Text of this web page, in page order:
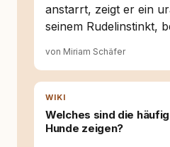
anstarrt, zeigt er ein
seinem Rudelinstinkt,
von Miriam Schäfer
WIKI
Welches sind die
Hunde zeigen?